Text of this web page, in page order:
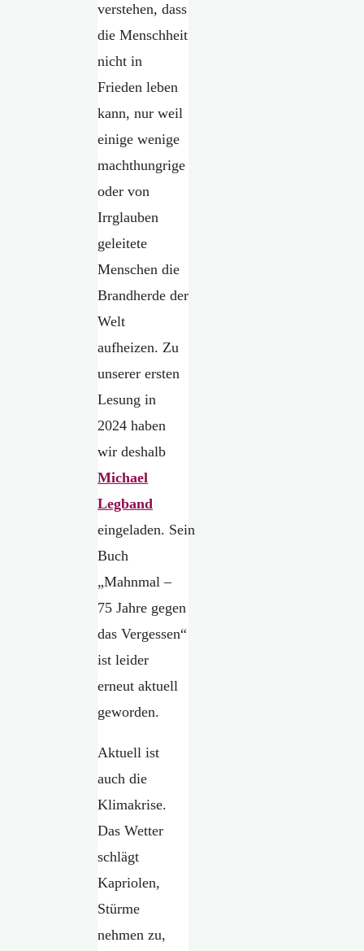
verstehen, dass
die Menschheit
nicht in
Frieden leben
kann, nur weil
einige wenige
machthungrige
oder von
Irrglauben
geleitete
Menschen die
Brandherde der
Welt
aufheizen. Zu
unserer ersten
Lesung in
2024 haben
wir deshalb
Michael
Legband
eingeladen. Sein
Buch
„Mahnmal –
75 Jahre gegen
das Vergessen“
ist leider
erneut aktuell
geworden.
Aktuell ist
auch die
Klimakrise.
Das Wetter
schlägt
Kapriolen,
Stürme
nehmen zu,